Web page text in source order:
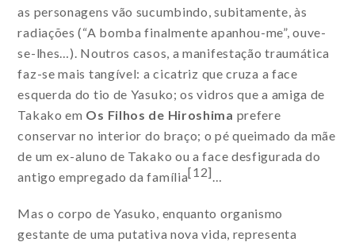
as personagens vão sucumbindo, subitamente, às
radiações (“A bomba finalmente apanhou-me”, ouve-
se-lhes…). Noutros casos, a manifestação traumática
faz-se mais tangível: a cicatriz que cruza a face
esquerda do tio de Yasuko; os vidros que a amiga de
Takako em Os Filhos de Hiroshima prefere
conservar no interior do braço; o pé queimado da mãe
de um ex-aluno de Takako ou a face desfigurada do
antigo empregado da família[12]…
Mas o corpo de Yasuko, enquanto organismo
gestante de uma putativa nova vida, representa